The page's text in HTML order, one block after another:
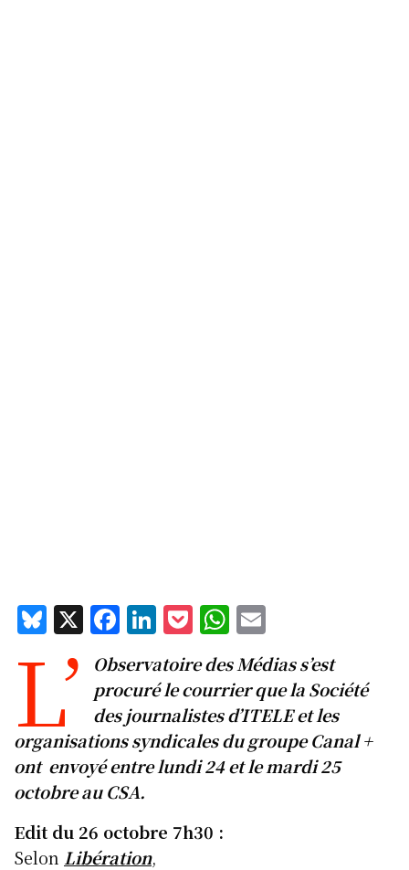
Bl
u
s
k
y
X F
a
c
e
b
o
o
k
Li
n
k
e
d
I
P
o
c
k
et
W
h
at
s
A
p
m
ai
l
L’
Observatoire des Médias s’est
procuré le courrier que la Société
des journalistes d’ITELE et les
organisations syndicales du groupe Canal +
ont envoyé entre lundi 24 et le mardi 25
octobre au CSA.
Edit du 26 octobre 7h30 :
Selon Libération,